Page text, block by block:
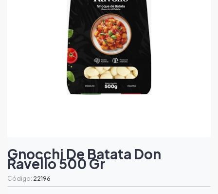
Gnocchi De Batata Don
Ravello 500 Gr
Código: 22196